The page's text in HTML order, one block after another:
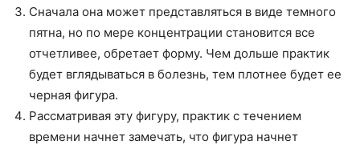
Сначала она может представляться в виде темного
пятна, но по мере концентрации становится все
отчетливее, обретает форму. Чем дольше практик
будет вглядываться в болезнь, тем плотнее будет ее
черная фигура.
Рассматривая эту фигуру, практик с течением
времени начнет замечать, что фигура начнет